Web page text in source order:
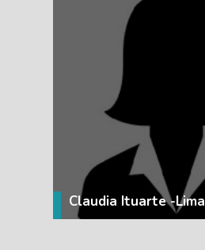
Claudia Ituarte -Lima